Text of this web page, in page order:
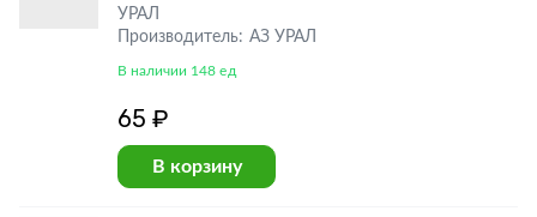
УРАЛ
Производитель: АЗ УРАЛ
В наличии 148 ед
65 ₽
В корзину